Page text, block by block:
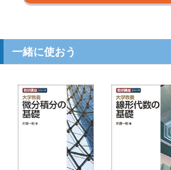
一緒に使おう